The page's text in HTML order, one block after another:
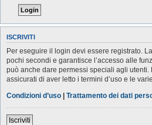
ISCRIVITI
Per eseguire il login devi essere registrato.
pochi secondi e garantisce l’accesso alle
può anche dare permessi speciali agli utenti.
assicurati di aver letto i termini d’uso e le
Condizioni d’uso | Trattamento dei dati
Iscriviti